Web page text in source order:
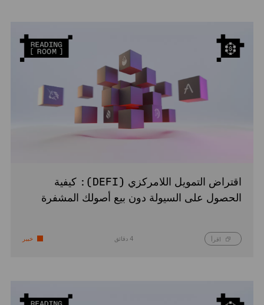
اقتراض التمويل اللامركزي (DEFI): كيفية
الحصول على السيولة دون بيع أصولك المشفرة
اقرأ 4 دقائق خبير